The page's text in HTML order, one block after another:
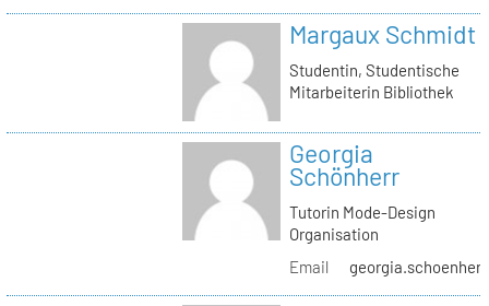
Margaux Schmidt
Studentin, Studentische
Mitarbeiterin Bibliothek
Georgia
Schönherr
Tutorin Mode-Design
Organisation
Email